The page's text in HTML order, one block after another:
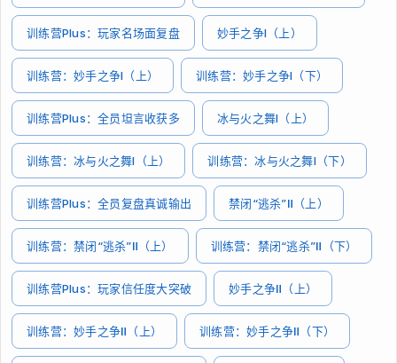
训练营Plus：玩家名场面复盘 妙手之争I（上）
训练营：妙手之争I（上） 训练营：妙手之争I（下）
训练营Plus：全员坦言收获多 冰与火之舞I（上）
训练营：冰与火之舞I（上） 训练营：冰与火之舞I（下）
训练营Plus：全员复盘真诚输出 禁闭“逃杀”Ⅱ（上）
训练营：禁闭“逃杀”Ⅱ（上） 训练营：禁闭“逃杀”Ⅱ（下）
训练营Plus：玩家信任度大突破 妙手之争Ⅱ（上）
训练营：妙手之争Ⅱ（上） 训练营：妙手之争Ⅱ（下）